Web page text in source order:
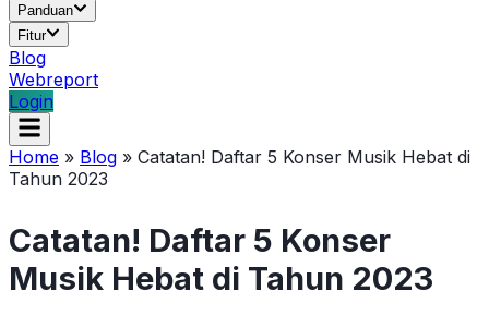
Panduan
Fitur
Blog
Webreport
Login
Home » Blog » Catatan! Daftar 5 Konser Musik Hebat di
Tahun 2023
Catatan! Daftar 5 Konser
Musik Hebat di Tahun 2023